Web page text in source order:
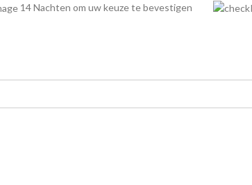
14 Nachten om uw keuze te bevestigen